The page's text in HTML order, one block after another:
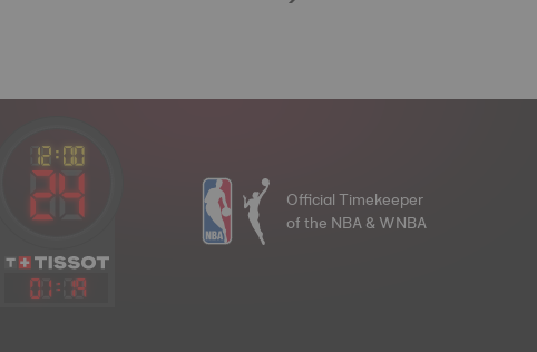
01: 19
Official Timekeeper
of the NBA & WNBA